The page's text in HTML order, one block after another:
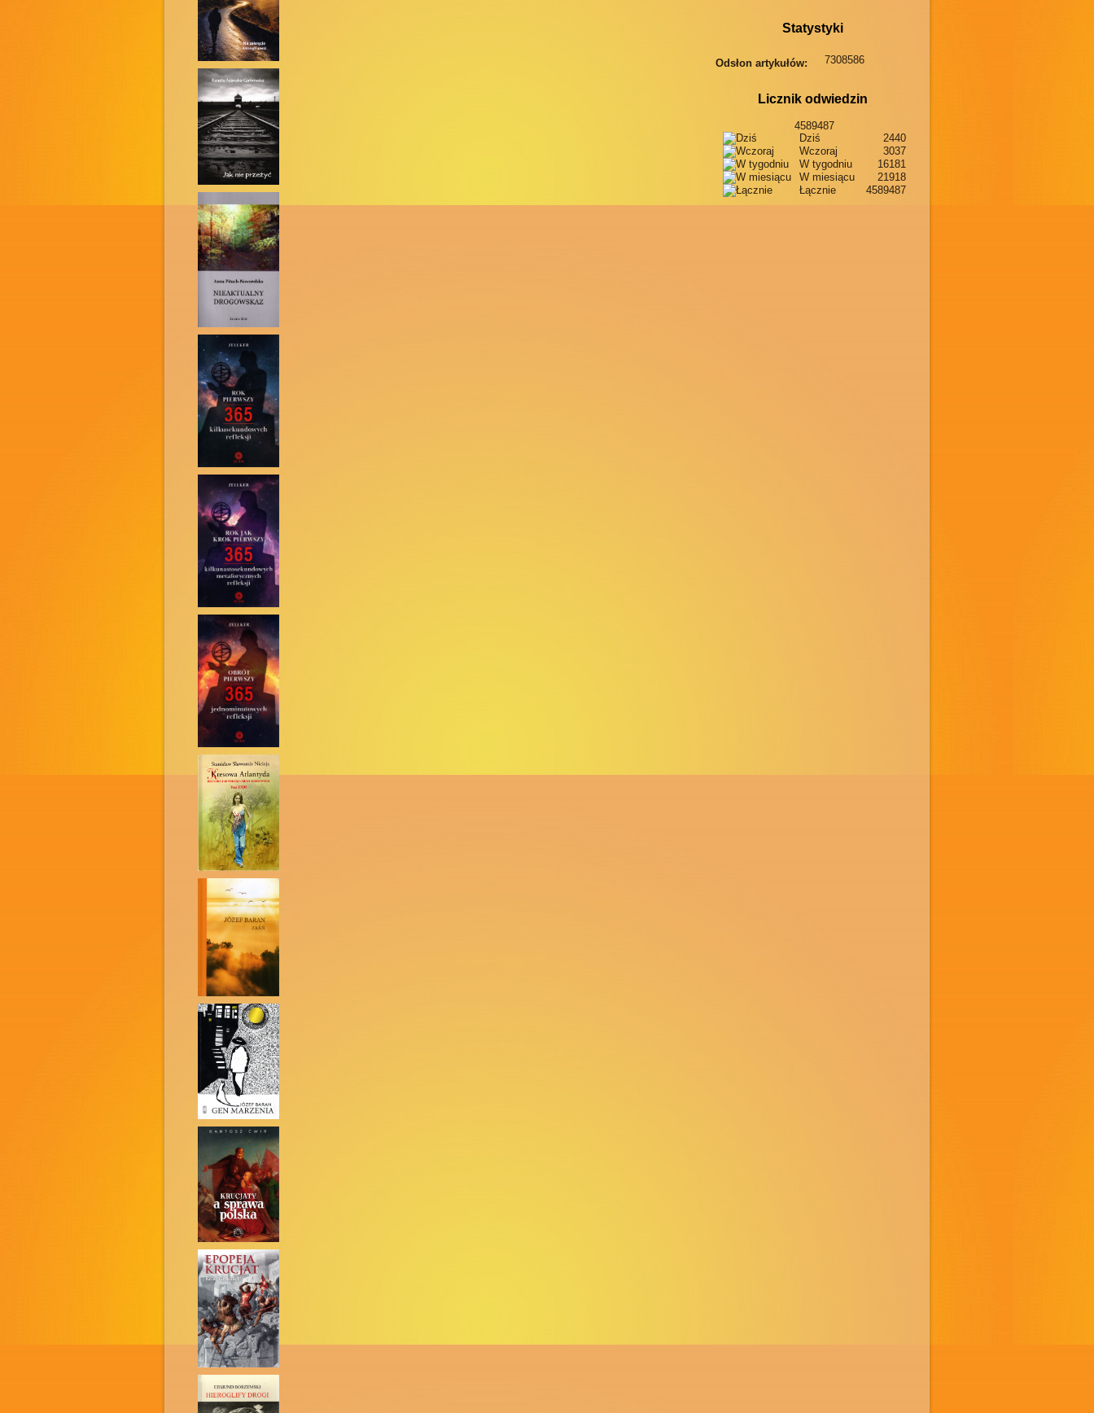
Statystyki
Odsłon artykułów: 7308586
Licznik odwiedzin
4589487
Dziś
2440
Wczoraj
3037
W tygodniu
16181
W miesiącu
21918
Łącznie
4589487